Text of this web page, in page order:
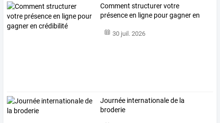
Comment structurer votre
présence en ligne pour gagner en
30 juil. 2026
Journée internationale de la
broderie